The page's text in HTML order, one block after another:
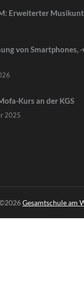
Erweiterter
von Smartphones,
Kurs an der KGS
2025
Gesamtschule am